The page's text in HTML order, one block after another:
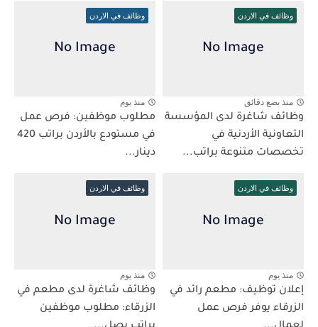
وظائف في الاردن
منذ بضع دقائق
وظائف شاغرة لدى المؤسسة
التعاونية الأردنية في
تخصصات متنوعة براتب...
وظائف في الاردن
منذ يوم
مطلوب موظفين: فرص عمل
في مستودع بالأردن براتب 420
دينار...
وظائف في الاردن
منذ يوم
إعلان توظيف: مطعم رائد في
الزرقاء يوفر فرص عمل
وظائف في الاردن
منذ يوم
وظائف شاغرة لدى مطعم في
الزرقاء: مطلوب موظفين